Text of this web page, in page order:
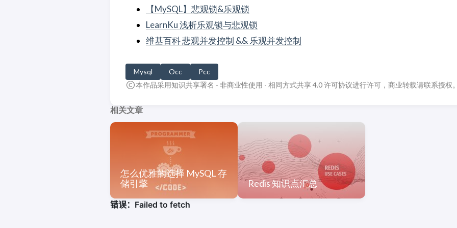
【MySQL】悲观锁&乐观锁
LearnKu 浅析乐观锁与悲观锁
维基百科 悲观并发控制 && 乐观并发控制
Mysql Occ
Pcc
本作品采用知识共享署名 - 非商业性使用 - 相同方式共享 4.0 许可协议进行许可，商业转载请联系授权
相关文章
怎么优雅的选择 MySQL 存
储引擎
Redis 知识点汇总